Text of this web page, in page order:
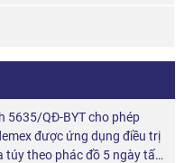
5635/QĐ-BYT cho phép
được ứng dụng điều trị
túy theo phác đồ 5 ngày tấn